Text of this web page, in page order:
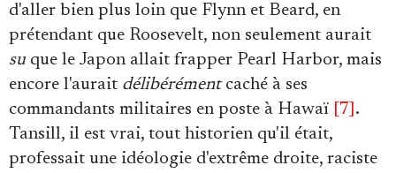
d'aller bien plus loin que Flynn et Beard, en
prétendant que Roosevelt, non seulement aurait
su que le Japon allait frapper Pearl Harbor, mais
encore l'aurait délibérémentcaché à ses
commandants militaires en poste à Hawaï
[7] .
Tansill, il est vrai, tout historien qu'il était,
professait une idéologie d'extrême droite, raciste